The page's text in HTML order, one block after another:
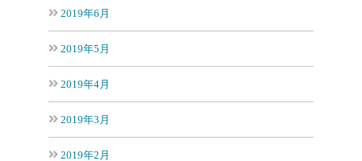
2019年6月
2019年5月
2019年4月
2019年3月
2019年2月